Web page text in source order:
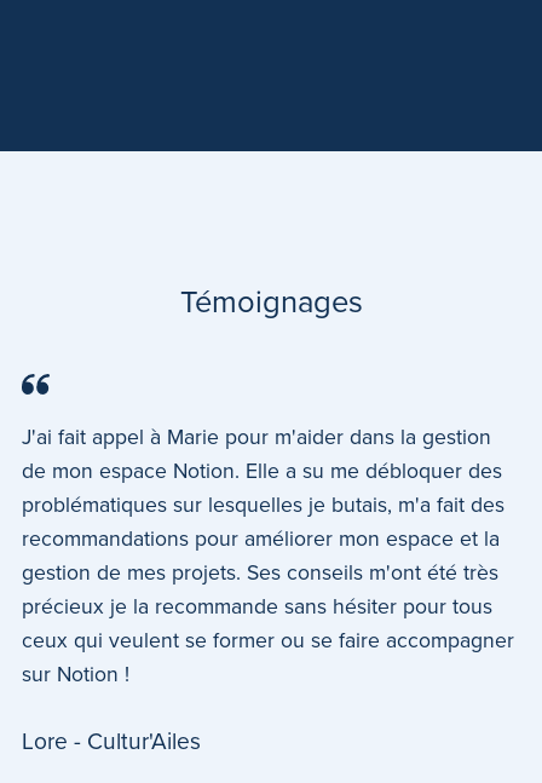
Témoignages
J'ai fait appel à Marie pour m'aider dans la gestion
de mon espace Notion. Elle a su me débloquer des
problématiques sur lesquelles je butais, m'a fait des
recommandations pour améliorer mon espace et la
gestion de mes projets. Ses conseils m'ont été très
précieux je la recommande sans hésiter pour tous
ceux qui veulent se former ou se faire accompagner
sur Notion !
Lore - Cultur'Ailes